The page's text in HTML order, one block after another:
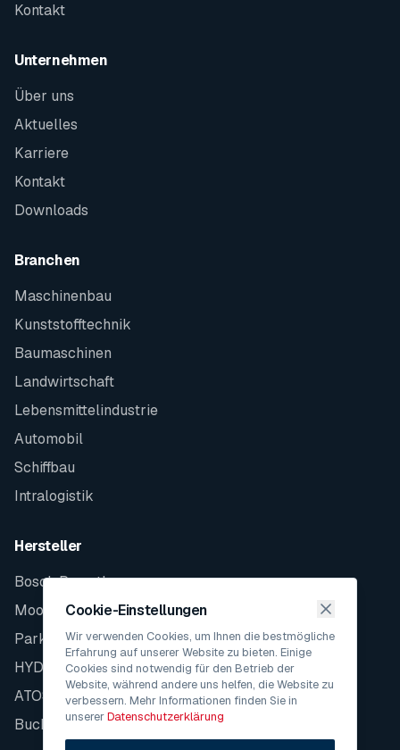
Kontakt
Unternehmen
Über uns
Aktuelles
Karriere
Kontakt
Downloads
Branchen
Maschinenbau
Kunststofftechnik
Baumaschinen
Landwirtschaft
Lebensmittelindustrie
Automobil
Schiffbau
Intralogistik
Hersteller
Bosch Rexroth
Moog
Parker
HYDAC
ATOS
Bucher
Cookie-Einstellungen
Wir verwenden Cookies, um Ihnen die bestmögliche
Erfahrung auf unserer Website zu bieten. Einige
Cookies sind notwendig für den Betrieb der
Website, während andere uns helfen, die Website zu
verbessern. Mehr Informationen finden Sie in
unsererDatenschutzerklärung